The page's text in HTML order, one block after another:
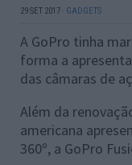
29 SET 2017 · GADGETS
A GoPro tinha
forma a
das câmaras de
Além da
americana
360º, a GoPro